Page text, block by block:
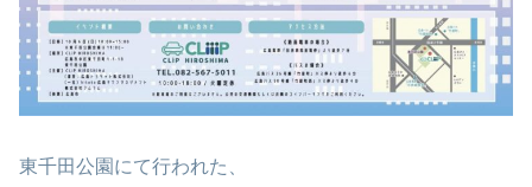
東千田公園にて行われた、